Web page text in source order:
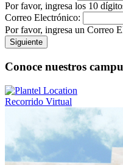
Por favor, ingresa los 10
Correo Electrónico:
Por favor, ingresa un Correo
Siguiente
Conoce nuestros
Recorrido Virtual